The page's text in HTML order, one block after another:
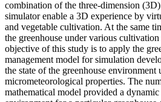
combination of the three-dimension
simulator enable a 3D experience by
and vegetable cultivation. At the same
the greenhouse under various
objective of this study is to apply the
management model for simulation
the state of the greenhouse environment
micrometeorological properties. The
mathematical model provided a